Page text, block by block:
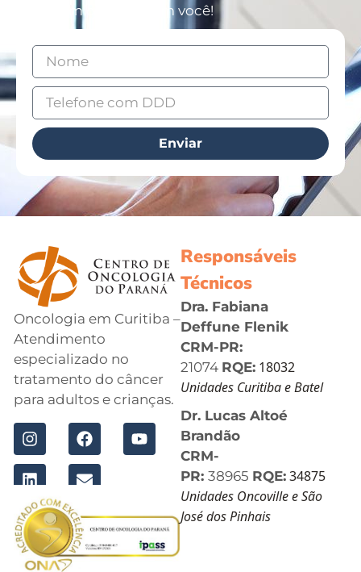
entrar em contato com você!
Enviar
Oncologia em Curitiba –
Atendimento
especializado no
tratamento do câncer
para adultos e crianças.
Responsáveis
Técnicos
Dra. Fabiana
Deffune Flenik
CRM-PR:
21074 RQE: 18032
Unidades Curitiba e Batel
Dr. Lucas Altoé
Brandão
CRM-
PR: 38965 RQE: 34875
Unidades Oncoville e São
José dos Pinhais